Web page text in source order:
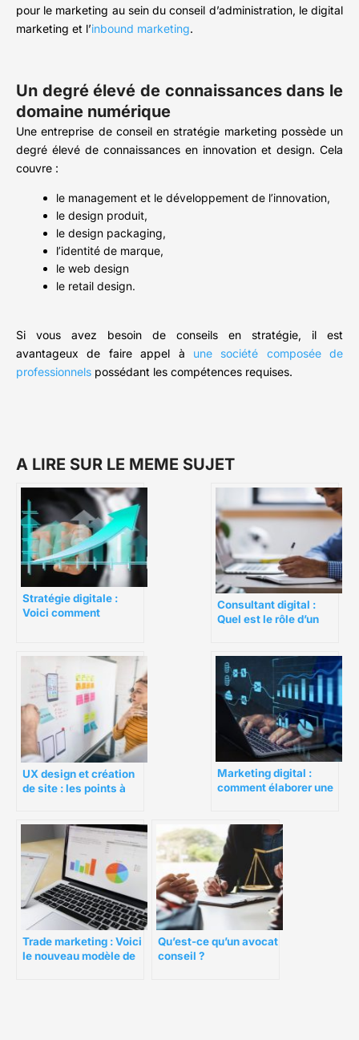
pour le marketing au sein du conseil d’administration, le digital
marketing et l’inbound marketing.
Un degré élevé de connaissances dans le
domaine numérique
Une entreprise de conseil en stratégie marketing possède un
degré élevé de connaissances en innovation et design. Cela
couvre :
le management et le développement de l’innovation,
le design produit,
le design packaging,
l’identité de marque,
le web design
le retail design.
Si vous avez besoin de conseils en stratégie, il est
avantageux de faire appel à une société composée de
professionnels possédant les compétences requises.
A LIRE SUR LE MEME SUJET
Stratégie digitale :
Voici comment
Consultant digital :
Quel est le rôle d’un
UX design et création
de site : les points à
Marketing digital :
comment élaborer une
Trade marketing : Voici
le nouveau modèle de
Qu’est-ce qu’un avocat
conseil ?